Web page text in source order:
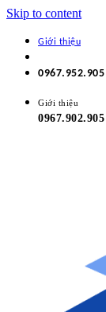
Skip to content
Giới thiệu
0967.952.905
Giới thiệu
0967.902.905